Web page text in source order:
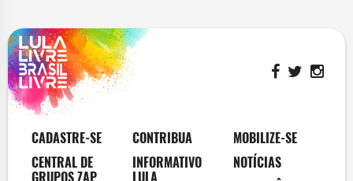
CADASTRE-SE
CENTRAL DE
GRUPOS ZAP
CONTRIBUA
INFORMATIVO
LULA
MOBILIZE-SE
NOTÍCIAS